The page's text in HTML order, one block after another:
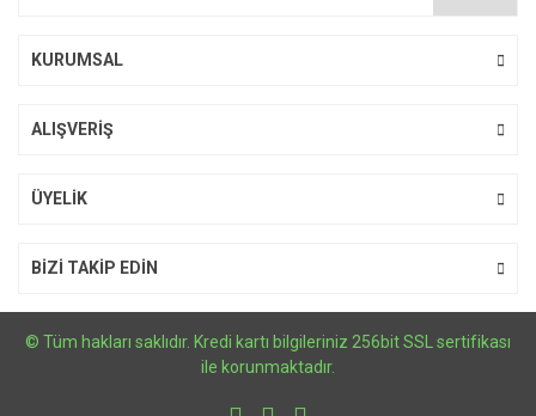
KURUMSAL
ALIŞVERİŞ
ÜYELİK
BİZİ TAKİP EDİN
© Tüm hakları saklıdır. Kredi kartı bilgileriniz 256bit SSL sertifikası
ile korunmaktadır.